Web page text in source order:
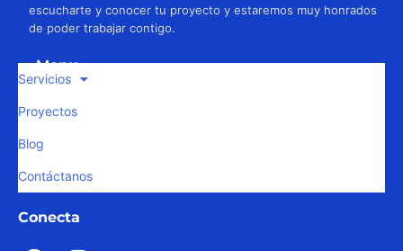
escucharte y conocer tu proyecto y estaremos muy honrados
de poder trabajar contigo.
Menu
Servicios
Proyectos
Blog
Contáctanos
Conecta